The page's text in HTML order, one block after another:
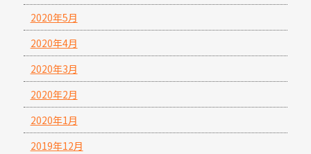
2020年5月
2020年4月
2020年3月
2020年2月
2020年1月
2019年12月